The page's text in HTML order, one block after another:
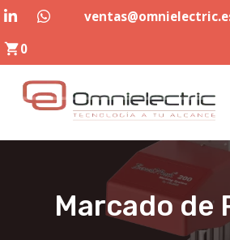
Saltar
contenido
0
Marcado de